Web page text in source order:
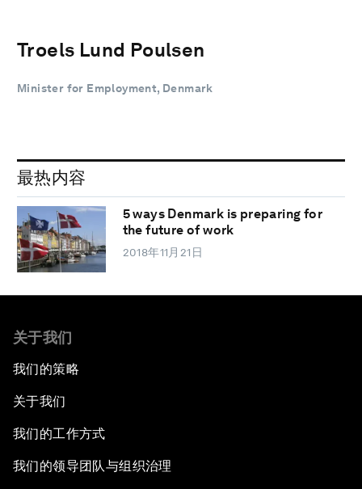
Troels Lund Poulsen
Minister for Employment, Denmark
最热内容
5 ways Denmark is preparing for
the future of work
2018年11月21日
关于我们
我们的策略
关于我们
我们的工作方式
我们的领导团队与组织治理